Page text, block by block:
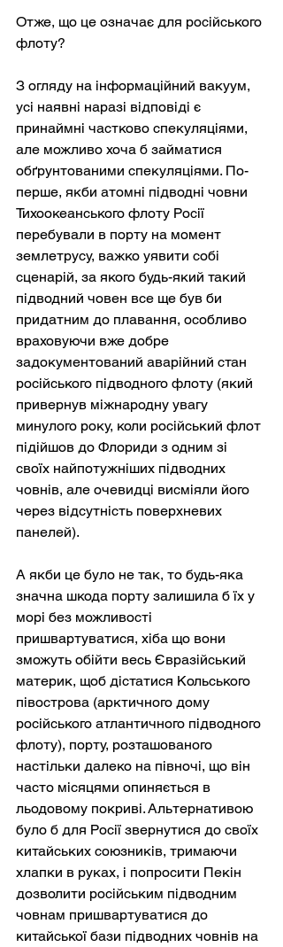
Отже, що це означає для російського
флоту?
З огляду на інформаційний вакуум,
усі наявні наразі відповіді є
принаймні частково спекуляціями,
але можливо хоча б займатися
обґрунтованими спекуляціями. По-
перше, якби атомні підводні човни
Тихоокеанського флоту Росії
перебували в порту на момент
землетрусу, важко уявити собі
сценарій, за якого будь-який такий
підводний човен все ще був би
придатним до плавання, особливо
враховуючи вже добре
задокументований аварійний стан
російського підводного флоту (який
привернув міжнародну увагу
минулого року, коли російський флот
підійшов до Флориди з одним зі
своїх найпотужніших підводних
човнів, але очевидці висміяли його
через відсутність поверхневих
панелей).
А якби це було не так, то будь-яка
значна шкода порту залишила б їх у
морі без можливості
пришвартуватися, хіба що вони
зможуть обійти весь Євразійський
материк, щоб дістатися Кольського
півострова (арктичного дому
російського атлантичного підводного
флоту), порту, розташованого
настільки далеко на півночі, що він
часто місяцями опиняється в
льодовому покриві. Альтернативою
було б для Росії звернутися до своїх
китайських союзників, тримаючи
хлапки в руках, і попросити Пекін
дозволити російським підводним
човнам пришвартуватися до
китайської бази підводних човнів на